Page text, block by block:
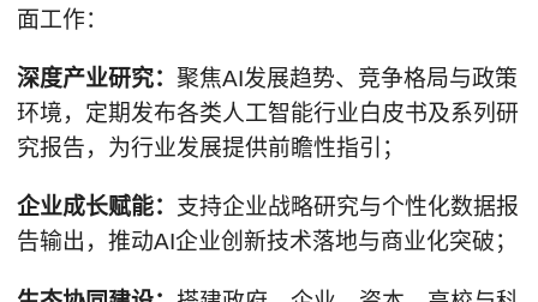
面工作：
深度产业研究： 聚焦AI发展趋势、竞争格局与政策
环境，定期发布各类人工智能行业白皮书及系列研
究报告，为行业发展提供前瞻性指引；
企业成长赋能： 支持企业战略研究与个性化数据报
告输出，推动AI企业创新技术落地与商业化突破；